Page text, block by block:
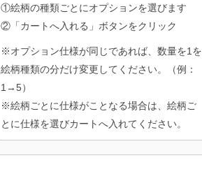
①絵柄の種類ごとにオプションを選びます
②「カートへ入れる」ボタンをクリック
※オプション仕様が同じであれば、数量を1を
絵柄種類の分だけ変更してください。（例：
1→5）
※絵柄ごとに仕様がことなる場合は、絵柄ご
とに仕様を選びカートへ入れてください。